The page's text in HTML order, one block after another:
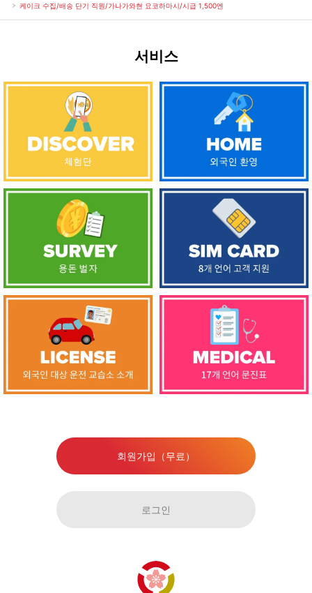
케이크 수집/배송 단기 직원/가나가와현 요코하마시/시급 1,500엔
서비스
회원가입（무료）
로그인